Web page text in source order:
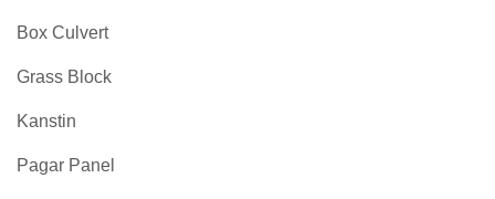
Box Culvert
Grass Block
Kanstin
Pagar Panel